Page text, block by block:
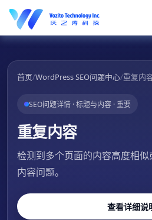
首页/WordPress SEO问题中心/重复内
SEO问题详情 · 标题与内容 · 重要
重复内容
检测到多个页面的内容高度相
内容问题。
查看详细说